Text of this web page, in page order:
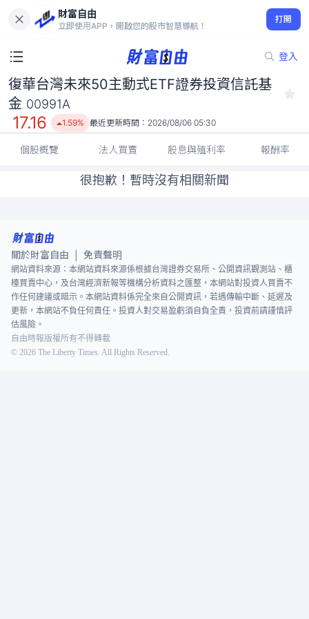
財富自由
立即使用APP，開啟您的股市智慧導航！
打開
登入
復華台灣未來50主動式ETF證券投資信託基金 00991A
17.16
1.59%
復華台灣未來50主動式ETF證券投資信託基
金 00991A
17.16 1.59% 最近更新時間： 2026/08/06 05:30
個股概覽 法人買賣 股息與殖利率 報酬率
很抱歉！暫時沒有相關新聞
關於財富自由 免責聲明
網站資料來源：本網站資料來源係根據台灣證券交易所、公開資訊觀測站、櫃
檯買賣中心，及台灣經濟新報等機構分析資料之匯整，本網站對投資人買賣不
作任何建議或暗示。本網站資料係完全來自公開資訊，若遇傳輸中斷、延遲及
更新，本網站不負任何責任。投資人對交易盈虧須自負全責，投資前請謹慎評
估風險。
自由時報版權所有不得轉載
© 2026 The Liberty Times. All Rights Reserved.